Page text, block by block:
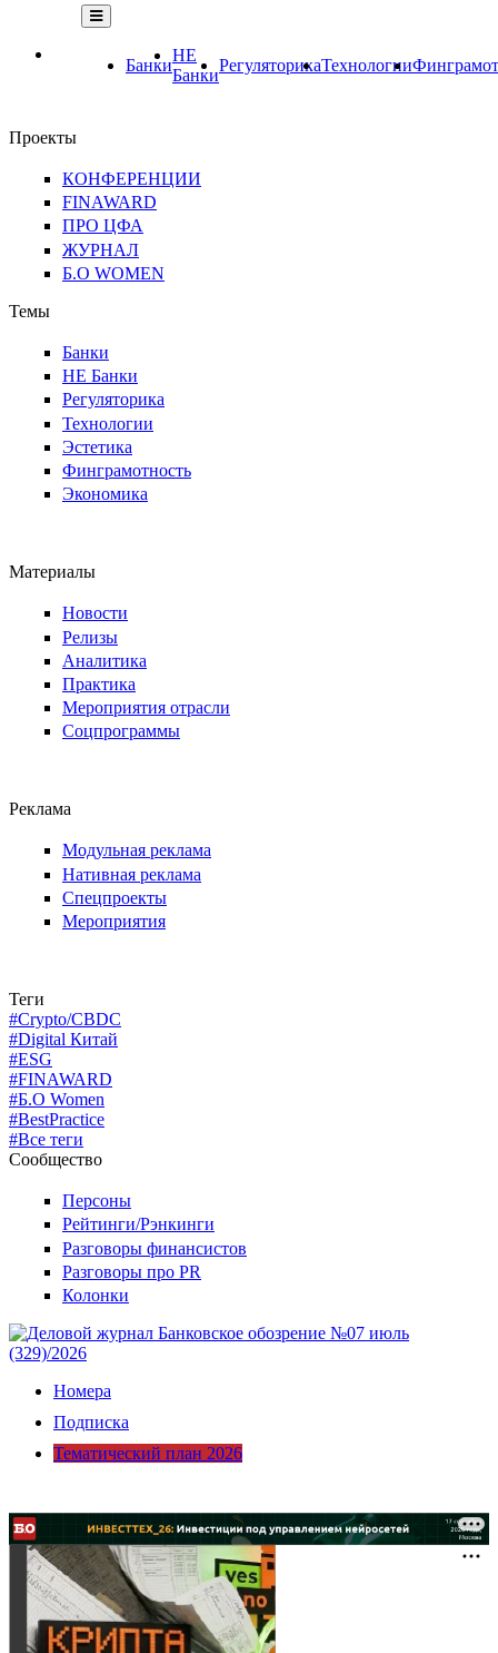
Банки
НЕ
Банки
РегуляторикаТехнологии
Проекты
КОНФЕРЕНЦИИ
FINAWARD
ПРО ЦФА
ЖУРНАЛ
Б.О WOMEN
Темы
Банки
НЕ Банки
Регуляторика
Технологии
Эстетика
Финграмотность
Экономика
Материалы
Новости
Релизы
Аналитика
Практика
Мероприятия отрасли
Соцпрограммы
Реклама
Модульная реклама
Нативная реклама
Спецпроекты
Мероприятия
Теги
#Crypto/CBDC
#Digital Китай
#ESG
#FINAWARD
#Б.О Women
#BestPractice
#Все теги
Сообщество
Персоны
Рейтинги/Рэнкинги
Разговоры финансистов
Разговоры про PR
Колонки
Номера
Подписка
Тематический план 2026